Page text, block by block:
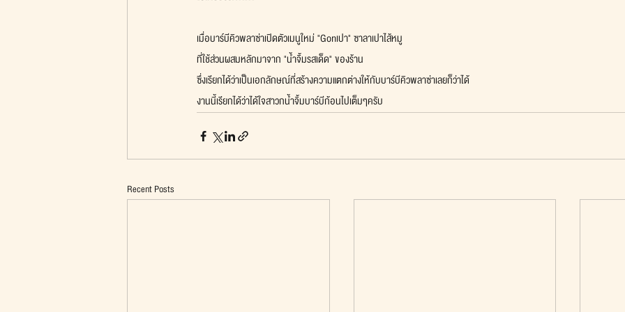
เมื่อบาร์บีคิวพลาซ่าเปิดตัวเมนูใหม่ "Gonเปา" ซาลาเปาไส้หมู
ที่ใช้ส่วนผสมหลักมาจาก "น้ำจิ้มรสเด็ด" ของร้าน
ซึ่งเรียกได้ว่าเป็นเอกลักษณ์ที่สร้างความแตกต่างให้กับบาร์บีคิวพลาซ่าเลยก็ว่าได้
งานนี้เรียกได้ว่าได้ใจสาวกน้ำจิ้มบาร์บีก้อนไปเต็มๆครับ
Recent Posts